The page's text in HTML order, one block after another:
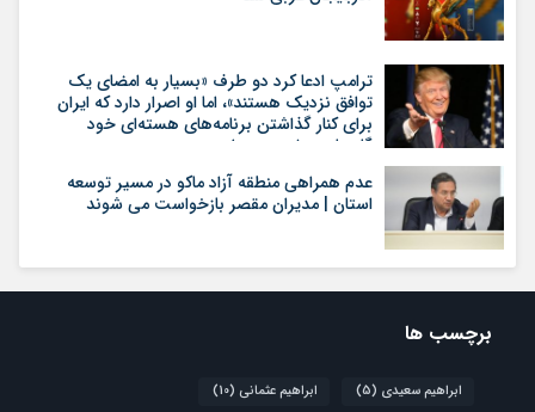
ترامپ ادعا کرد دو طرف «بسیار به امضای یک
توافق نزدیک هستند»، اما او اصرار دارد که ایران
برای کنار گذاشتن برنامه‌های هسته‌ای خود
گام‌های بیشتری بردارد
عدم همراهی منطقه آزاد ماکو در مسیر توسعه
استان | مدیران مقصر بازخواست می شوند
برچسب ها
ابراهیم سعیدی (5) ابراهیم عثمانی (10)